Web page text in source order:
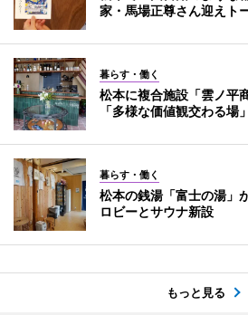
家・馬場正尊さん迎えト
暮らす・働く
松本に複合施設「雲ノ平
「多様な価値観交わる場
暮らす・働く
松本の銭湯「富士の湯
ロビーとサウナ新設
もっと見る